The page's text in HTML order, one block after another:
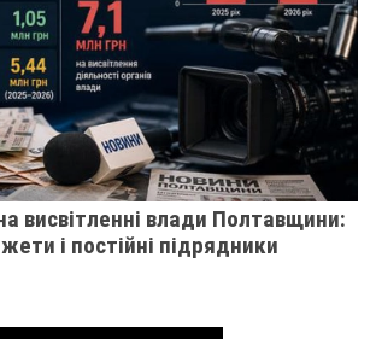
висвітленні влади Полтавщини:
і постійні підрядники